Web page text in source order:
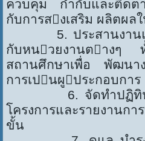
ควบคุม กำกับและติดตา
กับการสงเสริม ผลิตผล
5. ประสานงานแล
กับหนวยงานตางๆ
สถานศึกษาเพื่อ พัฒนาง
การเปนผูประกอบการ
6. จัดทำปฏิทินกา
โครงการและรายงานก
ขั้น